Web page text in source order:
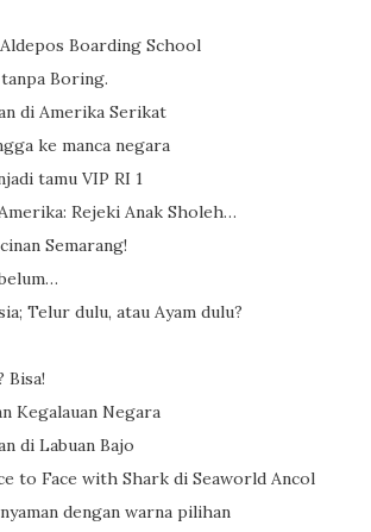
Boarding School
Boring.
di Amerika Serikat
ke manca negara
tamu VIP RI 1
Rejeki Anak Sholeh…
Semarang!
Telur dulu, atau Ayam dulu?
Bisa!
Kegalauan Negara
di Labuan Bajo
to Face with Shark di Seaworld Ancol
dengan warna pilihan